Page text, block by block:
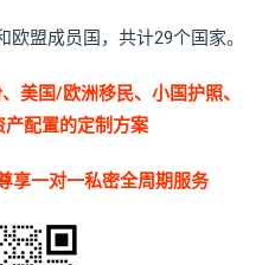
盟成员国，共计29个国家。
美国/欧洲移民、小国护照、
配置的定制方案
享一对一私密全周期服务